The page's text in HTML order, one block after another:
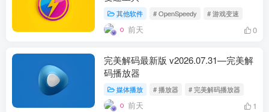
其他软件 # OpenSpeedy # 游戏变速
前天 0
完美解码最新版 v2026.07.31—完美解
码播放器
媒体播放 # 播放器 # 完美解码播放器
前天 1